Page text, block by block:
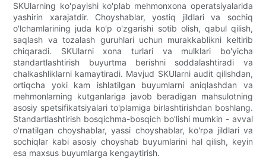
SKUlarning ko'payishi ko'plab mehmonxona operatsiyalarida
yashirin xarajatdir. Choyshablar, yostiq jildlari va sochiq
o'lchamlarining juda ko'p o'zgarishi sotib olish, qabul qilish,
saqlash va tozalash guruhlari uchun murakkablikni keltirib
chiqaradi. SKUlarni xona turlari va mulklari bo'yicha
standartlashtirish buyurtma berishni soddalashtiradi va
chalkashliklarni kamaytiradi. Mavjud SKUlarni audit qilishdan,
ortiqcha yoki kam ishlatilgan buyumlarni aniqlashdan va
mehmonlarning kutganlariga javob beradigan mahsulotning
asosiy spetsifikatsiyalari to'plamiga birlashtirishdan boshlang.
Standartlashtirish bosqichma-bosqich bo'lishi mumkin - avval
o'rnatilgan choyshablar, yassi choyshablar, ko'rpa jildlari va
sochiqlar kabi asosiy choyshab buyumlarini hal qilish, keyin
esa maxsus buyumlarga kengaytirish.